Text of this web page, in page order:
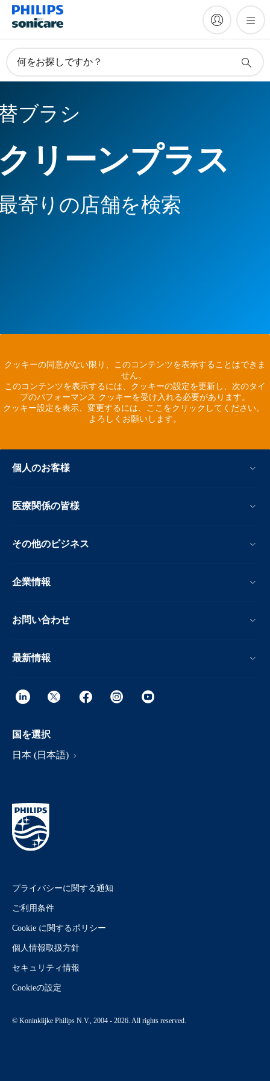
何をお探しですか？
ブラシ
リーンプラス
寄りの店舗を検索
クッキーの同意がない限り、このコンテンツを表示することはできま
せん。
このコンテンツを表示するには、クッキーの設定を更新し、次のタイ
プのパフォーマンス クッキーを受け入れる必要があります。
クッキー設定を表示、変更するには、ここをクリックしてください。
よろしくお願いします。
個人のお客様
医療関係の皆様
その他のビジネス
企業情報
お問い合わせ
最新情報
国を選択
日本 (日本語)
プライバシーに関する通知
ご利用条件
Cookie に関するポリシー
個人情報取扱方針
セキュリティ情報
Cookieの設定
© Koninklijke Philips N.V., 2004 - 2026. All rights reserved.